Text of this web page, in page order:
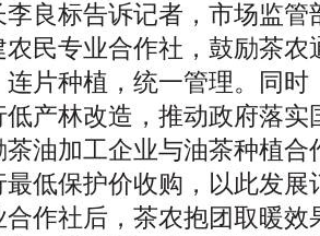
李良标告诉记者，市场监
农民专业合作社，鼓励茶农
片种植，统一管理。同时
产林改造，推动政府落实
茶油加工企业与油茶种植
最低保护价收购，以此发展
社后，茶农抱团取暖效